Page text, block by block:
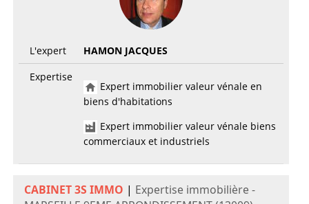
L'expert
HAMON JACQUES
Expertise
Expert immobilier valeur vénale en
biens d'habitations
Expert immobilier valeur vénale biens
commerciaux et industriels
CABINET 3S IMMO | Expertise immobilière -